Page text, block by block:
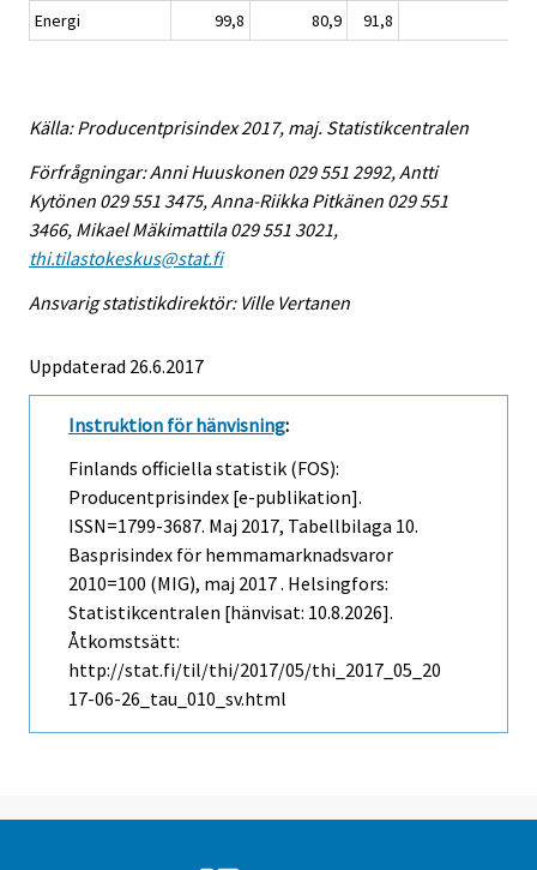
Energi
99,8 80,9 91,8
Källa: Producentprisindex 2017, maj. Statistikcentralen
Förfrågningar: Anni Huuskonen 029 551 2992, Antti
Kytönen 029 551 3475, Anna-Riikka Pitkänen 029 551
3466, Mikael Mäkimattila 029 551 3021,
thi.tilastokeskus@stat.fi
Ansvarig statistikdirektör: Ville Vertanen
Uppdaterad 26.6.2017
Instruktion för hänvisning:
Finlands officiella statistik (FOS):
Producentprisindex [e-publikation].
ISSN=1799-3687. Maj 2017, Tabellbilaga 10.
Basprisindex för hemmamarknadsvaror
2010=100 (MIG), maj 2017 . Helsingfors:
Statistikcentralen [hänvisat: 10.8.2026].
Åtkomstsätt:
http://stat.fi/til/thi/2017/05/thi_2017_05_20
17-06-26_tau_010_sv.html